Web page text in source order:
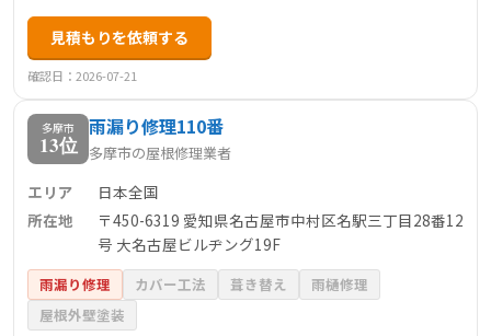
なサービスには、外壁塗装、屋根塗装、防水工事、シーリ
ング工事があり、各種工事に保証制度を設けているため、
安心して依頼できます。
見積もりを依頼する
確認日：2026-07-21
多摩市
13位
雨漏り修理110番
多摩市の屋根修理業者
エリア
日本全国
所在地
〒450-6319 愛知県名古屋市中村区名駅三丁目28番12
号 大名古屋ビルヂング19F
雨漏り修理 カバー工法 葺き替え
雨樋修理
屋根外壁塗装